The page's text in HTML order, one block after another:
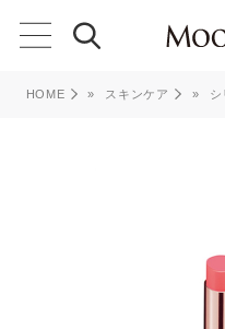
HOME » スキンケア » シ